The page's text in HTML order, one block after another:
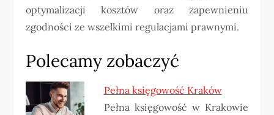
optymalizacji kosztów oraz zapewnieniu
zgodności ze wszelkimi regulacjami prawnymi.
Polecamy zobaczyć
Pełna księgowość Kraków
Pełna księgowość w Krakowie